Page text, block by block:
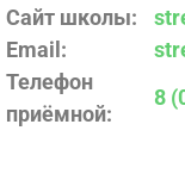
Сайт школы:
Email:
Телефон
приёмной:
8